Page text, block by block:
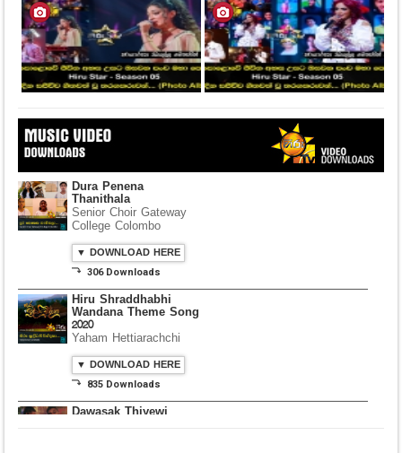
Dura Penena
Thanithala
Senior Choir Gateway
College Colombo
▼ DOWNLOAD HERE
⤵ 306 Downloads
Hiru Shraddhabhi
Wandana Theme Song
2020
Yaham Hettiarachchi
▼ DOWNLOAD HERE
⤵ 835 Downloads
Dawasak Thiyewi